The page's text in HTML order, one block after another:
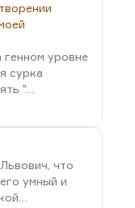
уровне
сурка
"…
что
умный и